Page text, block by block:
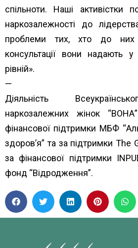
спільноти. Наші активістки
наркозалежності до
проблеми тих, хто до них
консультації вони надають
рівній».
—
Діяльність
наркозалежних жінок
фінансової підтримки МБФ “
здоров’я”та за підтримки The
за фінансової підтримки
фонд “Відродження”.